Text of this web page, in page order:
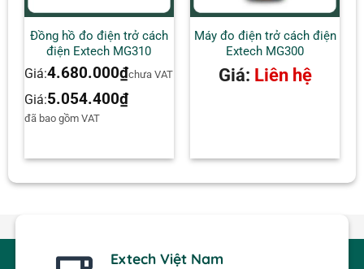
Đồng hồ đo điện trở cách
điện Extech MG310
Giá:4.680.000₫chưa VAT
Giá:5.054.400₫
đã bao gồm VAT
Máy đo điện trở cách điện
Extech MG300
Giá: Liên hệ
Extech Việt Nam